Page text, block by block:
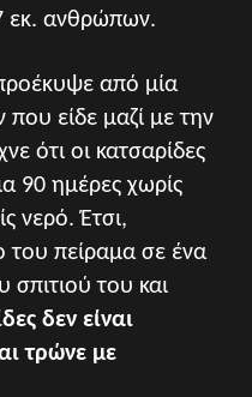
εκ. ανθρώπων.
από μία
που είδε μαζί με την
ότι οι κατσαρίδες
90 ημέρες χωρίς
νερό. Έτσι,
πείραμα σε ένα
σπιτιού του και
δεν είναι
τρώνε με